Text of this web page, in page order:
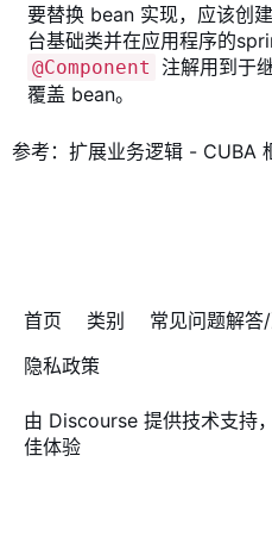
要替换 bean 实现，应该创
台基础类并在应用程序的
@Component 注解用到于
覆盖 bean。
参考： 扩展业务逻辑 - CUBA
首页 类别 常见问题解答
隐私政策
由 Discourse 提供技术支持
佳体验